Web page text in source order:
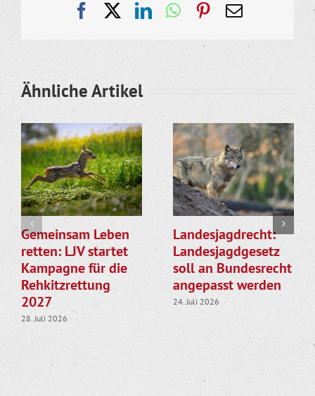
FacebookLinkedInWhatsApp
Pinterest
E-
Ähnliche Artikel
Gemeinsam Leben
retten: LJV startet
Kampagne für die
Rehkitzrettung
2027
28. Juli 2026
Landesjagdrecht:
Landesjagdgesetz
soll an Bundesrecht
angepasst werden
24. Juli 2026